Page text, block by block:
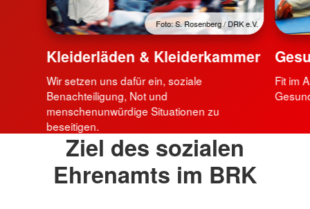
Foto: S. Rosenberg / DRK e.V.
Kleiderläden & Kleiderkammer
Wir setzen uns dafür ein, soziale
Benachteiligung, Not und
menschenunwürdige Situationen zu
beseitigen.
Fit im
Ziel des sozialen
Ehrenamts im BRK